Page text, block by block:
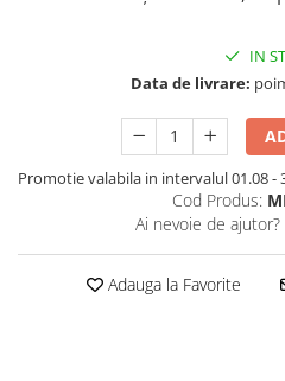
IN
Data de livrare:
Promotie valabila in intervalul 01.08
Cod Produs:
Ai nevoie de ajutor?
Adauga la Favorite